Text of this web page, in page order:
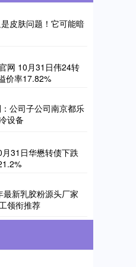
皮肤问题！它可能暗
网 10月31日伟24转
价率17.82%
公司子公司南京都乐
设备
31日华懋转债下跌
新乳胶粉源头厂家
领衔推荐